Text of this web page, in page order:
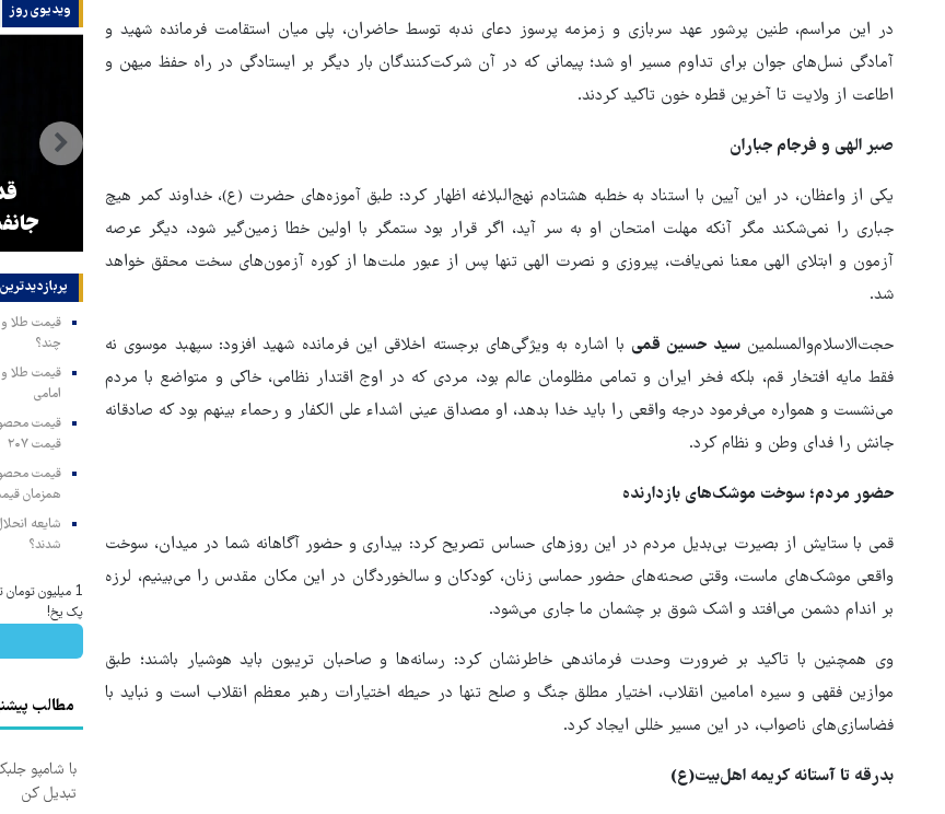
در این مراسم، طنین پرشور عهد سربازی و زمزمه پرسوز دعای ندبه توسط حاضران، پلی میان استقامت فرمانده شهید و
آمادگی نسل‌های جوان برای تداوم مسیر او شد؛ پیمانی که در آن شرکت‌کنندگان بار دیگر بر ایستادگی در راه حفظ میهن و
اطاعت از ولایت تا آخرین قطره خون تاکید کردند.
صبر الهی و فرجام جباران
یکی از واعظان، در این آیین با استناد به خطبه هشتادم نهج‌البلاغه اظهار کرد: طبق آموزه‌های حضرت (ع)، خداوند کمر هیچ
جباری را نمی‌شکند مگر آنکه مهلت امتحان او به سر آید، اگر قرار بود ستمگر با اولین خطا زمین‌گیر شود، دیگر عرصه
آزمون و ابتلای الهی معنا نمی‌یافت، پیروزی و نصرت الهی تنها پس از عبور ملت‌ها از کوره آزمون‌های سخت محقق خواهد
شد.
حجت‌الاسلام‌والمسلمینسید حسین قمی با اشاره به ویژگی‌های برجسته اخلاقی این فرمانده شهید افزود: سپهبد موسوی نه
فقط مایه افتخار قم، بلکه فخر ایران و تمامی مظلومان عالم بود، مردی که در اوج اقتدار نظامی، خاکی و متواضع با مردم
می‌نشست و همواره می‌فرمود درجه واقعی را باید خدا بدهد، او مصداق عینی اشداء علی الکفار و رحماء بینهم بود که صادقانه
جانش را فدای وطن و نظام کرد.
حضور مردم؛ سوخت موشک‌های بازدارنده
قمی با ستایش از بصیرت بی‌بدیل مردم در این روزهای حساس تصریح کرد: بیداری و حضور آگاهانه شما در میدان، سوخت
واقعی موشک‌های ماست، وقتی صحنه‌های حضور حماسی زنان، کودکان و سالخوردگان در این مکان مقدس را می‌بینیم، لرزه
بر اندام دشمن می‌افتد و اشک شوق بر چشمان ما جاری می‌شود.
وی همچنین با تاکید بر ضرورت وحدت فرماندهی خاطرنشان کرد: رسانه‌ها و صاحبان تریبون باید هوشیار باشند؛ طبق
موازین فقهی و سیره امامین انقلاب، اختیار مطلق جنگ و صلح تنها در حیطه اختیارات رهبر معظم انقلاب است و نباید با
فضاسازی‌های ناصواب، در این مسیر خللی ایجاد کرد.
بدرقه تا آستانه کریمه اهل‌بیت(ع)
ویدیوی روز
زلزله در موساد با شکست پروژه
براندازی در ایران
(ع): اولویت زیرساخت حرم رضوی؛
ساخت پارکینگ است
چند؟
امامی
قیمت ۲۰۷
همزمان
شایعه
شدند؟
1 میلیون
پک یخ!
مطالب
با شامپو
تبدیل کن